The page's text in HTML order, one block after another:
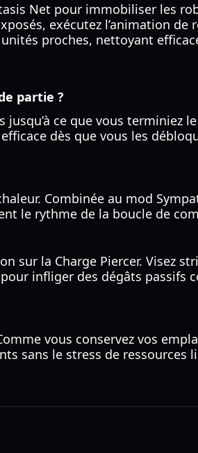
Net pour immobiliser les
exécutez l’animation de
proches, nettoyant
partie ?
ce que vous terminiez
dès que vous les
Combinée au mod
le rythme de la boucle de
sur la Charge Piercer. Visez
infliger des dégâts passifs
vous conservez vos
sans le stress de ressources